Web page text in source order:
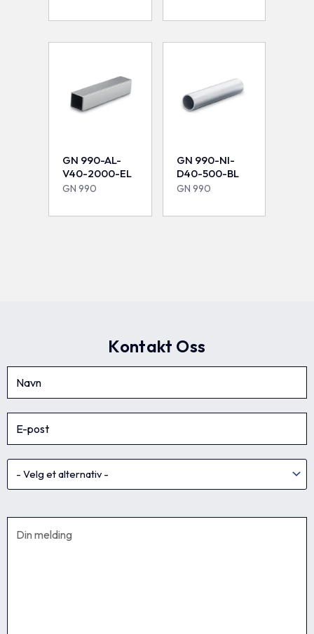
GN 990-AL-
V40-2000-EL
GN 990
GN 990-NI-
D40-500-BL
GN 990
Kontakt Oss